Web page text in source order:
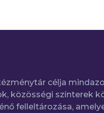
célja
közösségi színterek
felleltározása,